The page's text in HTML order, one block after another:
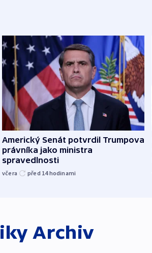
Americký Senát potvrdil Trumpova
právníka jako ministra
spravedlnosti
včera před 14hodinami
Archiv